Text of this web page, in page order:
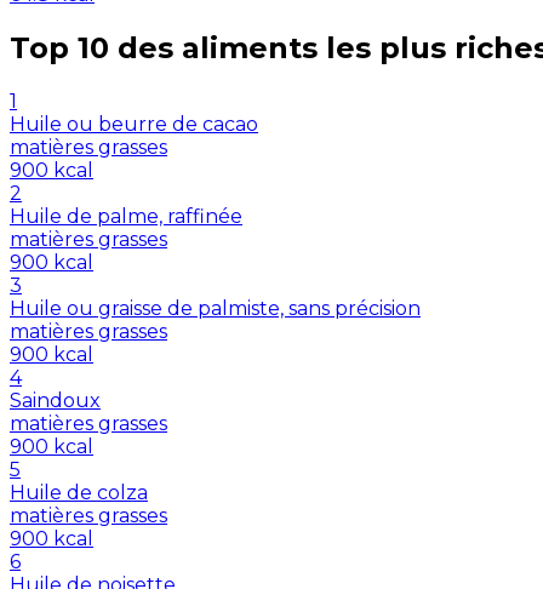
Top 10 des aliments les plus
1
Huile ou beurre de cacao
matières grasses
900 kcal
2
Huile de palme, raffinée
matières grasses
900 kcal
3
Huile ou graisse de palmiste, sans précision
matières grasses
900 kcal
4
Saindoux
matières grasses
900 kcal
5
Huile de colza
matières grasses
900 kcal
6